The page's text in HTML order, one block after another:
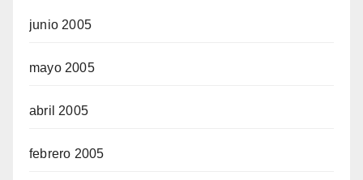
junio 2005
mayo 2005
abril 2005
febrero 2005